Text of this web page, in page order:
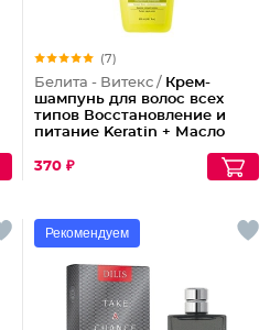
(7)
Белита - Витекс / Крем-
шампунь для волос всех
типов Восстановление и
питание Keratin + Масло
370 ₽
Рекомендуем